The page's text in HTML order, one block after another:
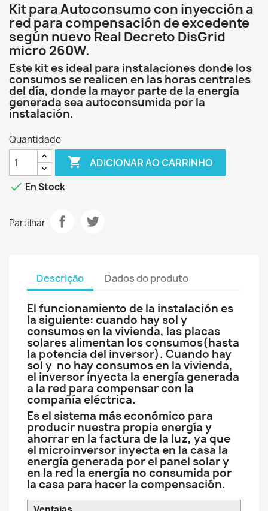
Kit para Autoconsumo con inyección a
red para compensación de excedente
según nuevo Real Decreto DisGrid
micro 260W.
Este kit es ideal para instalaciones donde los
consumos se realicen en las horas centrales
del día, donde la mayor parte de la energía
generada sea autoconsumida por la
instalación.
Quantidade
 ADICIONAR AO CARRINHO
 En Stock
Partilhar
Descrição Dados do produto
El funcionamiento de la instalación es
la siguiente: cuando hay sol y
consumos en la vivienda, las placas
solares alimentan los consumos(hasta
la potencia del inversor). Cuando hay
sol y no hay consumos en la vivienda,
el inversor inyecta la energía generada
a la red para compensar con la
compañía eléctrica.
Es el sistema más económico para
producir nuestra propia energía y
ahorrar en la factura de la luz, ya que
el microinversor inyecta en la casa la
energía generada por el panel solar y
en la red la energía no consumida por
la casa para hacer la compensación.